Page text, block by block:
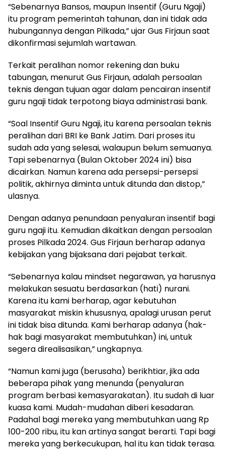
“Sebenarnya Bansos, maupun Insentif (Guru Ngaji)
itu program pemerintah tahunan, dan ini tidak ada
hubungannya dengan Pilkada,” ujar Gus Firjaun saat
dikonfirmasi sejumlah wartawan.
Terkait peralihan nomor rekening dan buku
tabungan, menurut Gus Firjaun, adalah persoalan
teknis dengan tujuan agar dalam pencairan insentif
guru ngaji tidak terpotong biaya administrasi bank.
“Soal Insentif Guru Ngaji, itu karena persoalan teknis
peralihan dari BRI ke Bank Jatim. Dari proses itu
sudah ada yang selesai, walaupun belum semuanya.
Tapi sebenarnya (Bulan Oktober 2024 ini) bisa
dicairkan. Namun karena ada persepsi-persepsi
politik, akhirnya diminta untuk ditunda dan distop,”
ulasnya.
Dengan adanya penundaan penyaluran insentif bagi
guru ngaji itu. Kemudian dikaitkan dengan persoalan
proses Pilkada 2024. Gus Firjaun berharap adanya
kebijakan yang bijaksana dari pejabat terkait.
“Sebenarnya kalau mindset negarawan, ya harusnya
melakukan sesuatu berdasarkan (hati) nurani.
Karena itu kami berharap, agar kebutuhan
masyarakat miskin khususnya, apalagi urusan perut
ini tidak bisa ditunda. Kami berharap adanya (hak-
hak bagi masyarakat membutuhkan) ini, untuk
segera direalisasikan,” ungkapnya.
“Namun kami juga (berusaha) berikhtiar, jika ada
beberapa pihak yang menunda (penyaluran
program berbasi kemasyarakatan). Itu sudah di luar
kuasa kami. Mudah-mudahan diberi kesadaran.
Padahal bagi mereka yang membutuhkan uang Rp
100-200 ribu, itu kan artinya sangat berarti. Tapi bagi
mereka yang berkecukupan, hal itu kan tidak terasa.